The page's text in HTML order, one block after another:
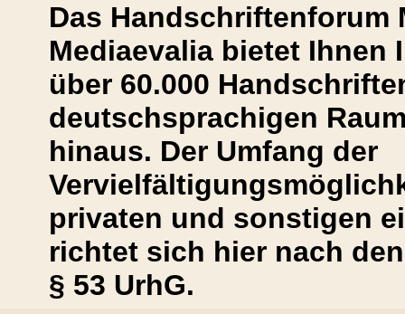
Das Handschriftenforum
Mediaevalia bietet Ihnen
über 60.000
deutschsprachigen
hinaus. Der Umfang der
privaten und sonstigen
richtet sich hier nach
§ 53 UrhG.